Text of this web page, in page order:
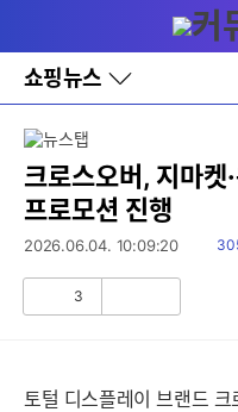
와
홈
쇼핑뉴스
바
로
레
이
어
창
토
크로스오버, 지마켓
프로모션 진행
2026.06.04. 10:09:20
읽
3
토털 디스플레이 브랜드 크